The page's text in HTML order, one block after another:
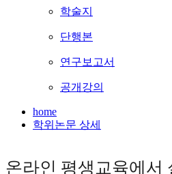
학술지
단행본
연구보고서
공개강의
home
학위논문 상세
온라인 평생교육에서